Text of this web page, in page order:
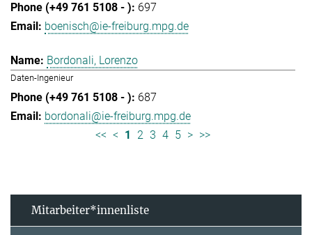
697
boenisch@ie-freiburg.mpg.de
Bordonali, Lorenzo
Daten-Ingenieur
687
bordonali@ie-freiburg.mpg.de
<< < 1 2 3 4 5 > >>
Mitarbeiter*innenliste